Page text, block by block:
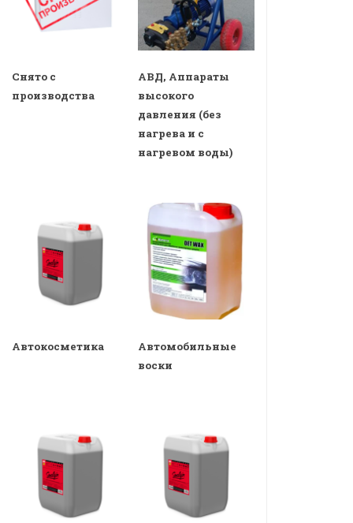
Снято с
производства
АВД, Аппараты
высокого
давления (без
нагрева и с
нагревом воды)
Автокосметика
Автомобильные
воски